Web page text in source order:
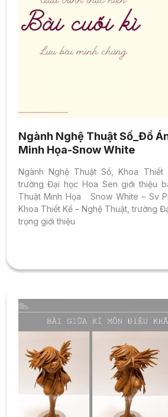
Ngành Nghệ Thuật Số_Đồ
Minh Họa-Snow White
Ngành Nghệ Thuật Số, Khoa Thiết
trường Đại học Hoa Sen giới thiệu
Thuật Minh Họa Snow White – Sv
Khoa Thiết Kế – Nghệ Thuật, trường
trọng giới thiệu